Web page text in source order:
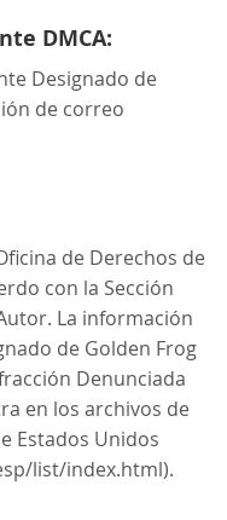
DMCA:
Designado de
de correo
de Derechos de
con la Sección
La información
de Golden Frog
Denunciada
en los archivos de
Estados Unidos
list/index.html).